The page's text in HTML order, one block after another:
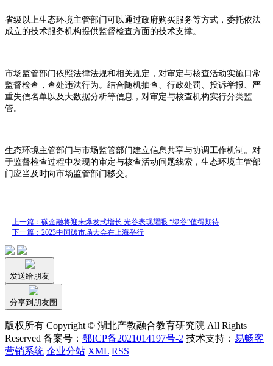
省级以上生态环境主管部门可以通过政府购买服务等方式，委托依法
成立的技术服务机构提供监督检查方面的技术支撑。
市场监管部门依照法律法规和相关规定，对审定与核查活动实施日常
监督检查，查处违法行为。结合随机抽查、行政处罚、投诉举报、严
重失信名单以及大数据分析等信息，对审定与核查机构实行分类监
管。
生态环境主管部门与市场监管部门建立信息共享与协调工作机制。对
于监督检查过程中发现的审定与核查活动问题线索，生态环境主管部
门应当及时向市场监管部门移交。
上一篇：碳金融将迎来爆发式增长 光谷表现耀眼 “绿谷”值得期待
下一篇：2023中国碳市场大会在上海举行
发送给朋友
分享到朋友圈
版权所有 Copyright © 湖北产教融合教育研究院 All Rights
Reserved 备案号： 鄂ICP备2021014197号-2 技术支持： 易畅客
营销系统 企业分站 XML RSS